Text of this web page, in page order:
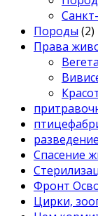
Породы (2)
Права
Спасение
Фронт
Цирки,